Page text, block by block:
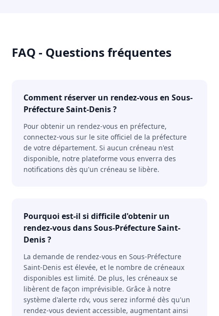
FAQ - Questions fréquentes
Comment réserver un rendez-vous en Sous-
Préfecture Saint-Denis ?
Pour obtenir un rendez-vous en préfecture,
connectez-vous sur le site officiel de la préfecture
de votre département. Si aucun créneau n'est
disponible, notre plateforme vous enverra des
notifications dès qu'un créneau se libère.
Pourquoi est-il si difficile d'obtenir un
rendez-vous dans Sous-Préfecture Saint-
Denis ?
La demande de rendez-vous en Sous-Préfecture
Saint-Denis est élevée, et le nombre de créneaux
disponibles est limité. De plus, les créneaux se
libèrent de façon imprévisible. Grâce à notre
système d'alerte rdv, vous serez informé dès qu'un
rendez-vous devient accessible, augmentant ainsi